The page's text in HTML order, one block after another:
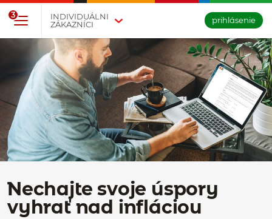
INDIVIDUÁLNI
ZÁKAZNÍCI
3
prihlásenie
Nechajte svoje úspory
vyhrať nad infláciou